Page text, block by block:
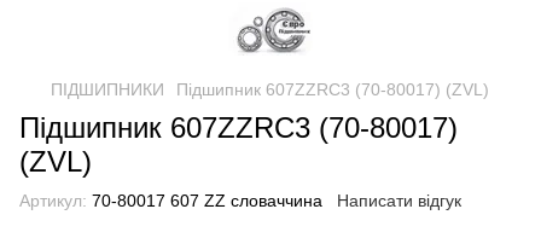
ПІДШИПНИКИ Підшипник 607ZZRC3 (70-80017) (ZVL)
Підшипник 607ZZRC3 (70-80017)
(ZVL)
Артикул: 70-80017 607 ZZ словаччина Написати відгук